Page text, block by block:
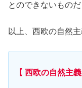
とのできないものだ
以上、西欧の自然
【 西欧の自然主義